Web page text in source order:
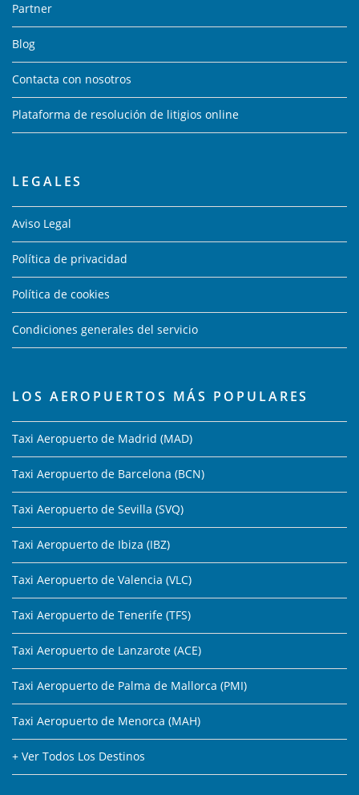
Partner
Blog
Contacta con nosotros
Plataforma de resolución de litigios online
LEGALES
Aviso Legal
Política de privacidad
Política de cookies
Condiciones generales del servicio
LOS AEROPUERTOS MÁS POPULARES
Taxi Aeropuerto de Madrid (MAD)
Taxi Aeropuerto de Barcelona (BCN)
Taxi Aeropuerto de Sevilla (SVQ)
Taxi Aeropuerto de Ibiza (IBZ)
Taxi Aeropuerto de Valencia (VLC)
Taxi Aeropuerto de Tenerife (TFS)
Taxi Aeropuerto de Lanzarote (ACE)
Taxi Aeropuerto de Palma de Mallorca (PMI)
Taxi Aeropuerto de Menorca (MAH)
+ Ver Todos Los Destinos